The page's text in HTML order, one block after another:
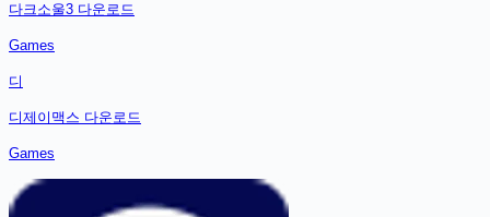
다크소울3 다운로드
Games
디
디제이맥스 다운로드
Games